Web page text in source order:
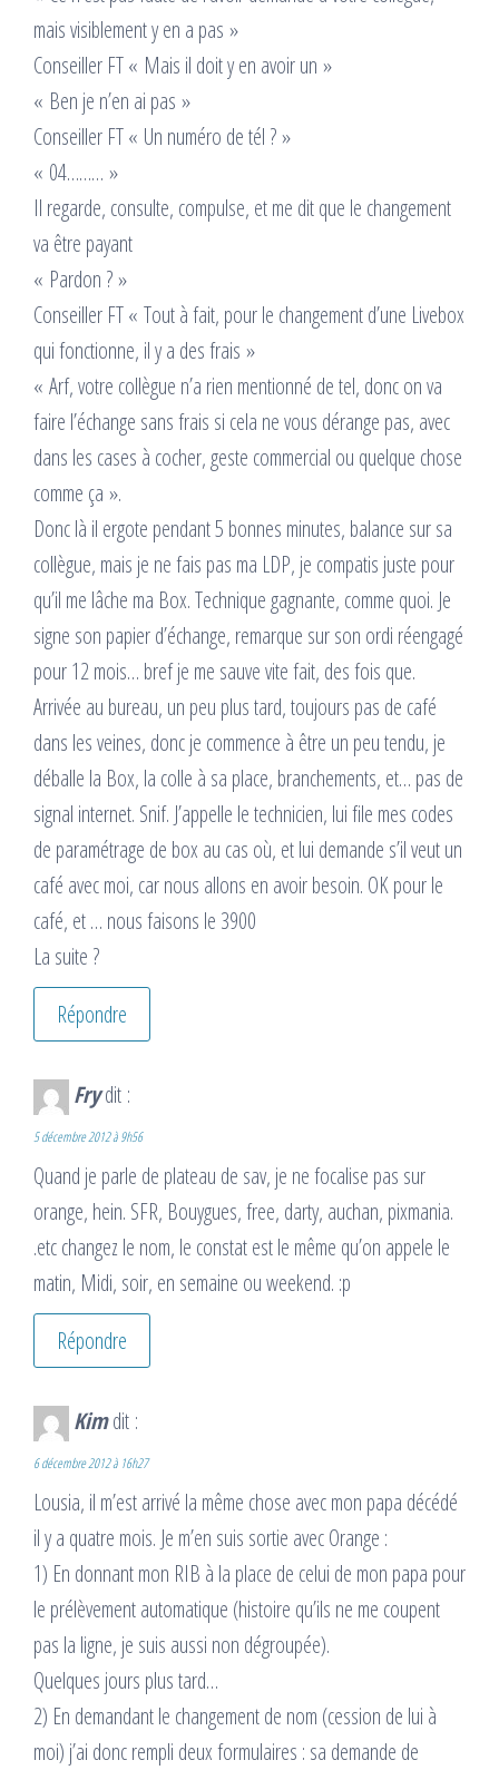
mais visiblement y en a pas »
Conseiller FT « Mais il doit y en avoir un »
« Ben je n’en ai pas »
Conseiller FT « Un numéro de tél ? »
« 04……… »
Il regarde, consulte, compulse, et me dit que le changement
va être payant
« Pardon ? »
Conseiller FT « Tout à fait, pour le changement d’une Livebox
qui fonctionne, il y a des frais »
« Arf, votre collègue n’a rien mentionné de tel, donc on va
faire l’échange sans frais si cela ne vous dérange pas, avec
dans les cases à cocher, geste commercial ou quelque chose
comme ça ».
Donc là il ergote pendant 5 bonnes minutes, balance sur sa
collègue, mais je ne fais pas ma LDP, je compatis juste pour
qu’il me lâche ma Box. Technique gagnante, comme quoi. Je
signe son papier d’échange, remarque sur son ordi réengagé
pour 12 mois… bref je me sauve vite fait, des fois que.
Arrivée au bureau, un peu plus tard, toujours pas de café
dans les veines, donc je commence à être un peu tendu, je
déballe la Box, la colle à sa place, branchements, et… pas de
signal internet. Snif. J’appelle le technicien, lui file mes codes
de paramétrage de box au cas où, et lui demande s’il veut un
café avec moi, car nous allons en avoir besoin. OK pour le
café, et … nous faisons le 3900
La suite ?
Répondre
Frydit :
5 décembre 2012 à 9h56
Quand je parle de plateau de sav, je ne focalise pas sur
orange, hein. SFR, Bouygues, free, darty, auchan, pixmania.
.etc changez le nom, le constat est le même qu’on appele le
matin, Midi, soir, en semaine ou weekend. :p
Répondre
Kimdit :
6 décembre 2012 à 16h27
Lousia, il m’est arrivé la même chose avec mon papa décédé
il y a quatre mois. Je m’en suis sortie avec Orange :
1) En donnant mon RIB à la place de celui de mon papa pour
le prélèvement automatique (histoire qu’ils ne me coupent
pas la ligne, je suis aussi non dégroupée).
Quelques jours plus tard…
2) En demandant le changement de nom (cession de lui à
moi) j’ai donc rempli deux formulaires : sa demande de